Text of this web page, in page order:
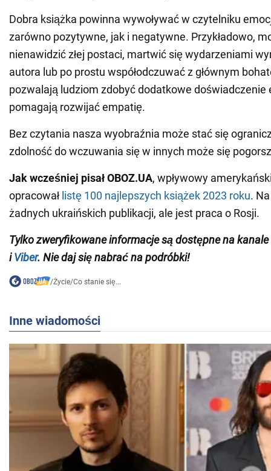
Dobra książka powinna wywoływać w czytelniku
zarówno pozytywne, jak i negatywne. Przykładowo,
nienawidzić złej postaci, martwić się wydarzeniami
autora lub po prostu współodczuwać z głównym
pozwalają ludziom zdobyć dodatkowe doświadczenie
pomagają rozwijać empatię.
Bez czytania nasza wyobraźnia może stać się
zdolność do wczuwania się w innych może się
Jak wcześniej pisał OBOZ.UA, wpływowy
opracował listę 100 najlepszych książek 2023 roku.
żadnych ukraińskich publikacji, ale jest praca o Rosji.
Tylko zweryfikowane informacje są dostępne na kanale
iViber. Nie daj się nabrać na podróbki!
/Życie/Co stanie się...
Inne wiadomości